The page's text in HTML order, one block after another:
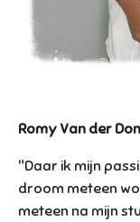
Romy Van der
"Daar ik mijn
droom meteen
meteen na mijn